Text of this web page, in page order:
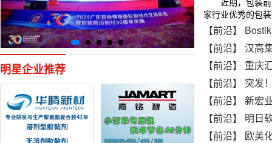
明星企业推荐
家行业优秀的包
这三家彩印企业
【前沿】
Bostik波士
【前沿】
汉高集团成功
【前沿】
重庆汇科
【前沿】
突发
【前沿】
新宏业：新品纷
【前沿】
明日软包
【前沿】
欧美化学